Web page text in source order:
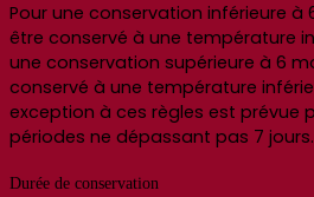
Pour une conservation inférieure à
être conservé à une température
une conservation supérieure à 6
conservé à une température
exception à ces règles est prévue
périodes ne dépassant pas 7 jours.
Durée de conservation